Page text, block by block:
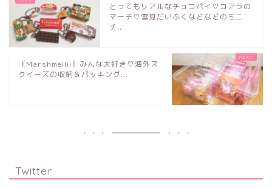
とってもリアルなチョコパイ♡コアラの
マーチ♡雪見だいふくなどなどのミニ
チ...
〖Marshmellii〗みんな大好き♡海外ス
クイーズの収納＆パッキング...
Twitter